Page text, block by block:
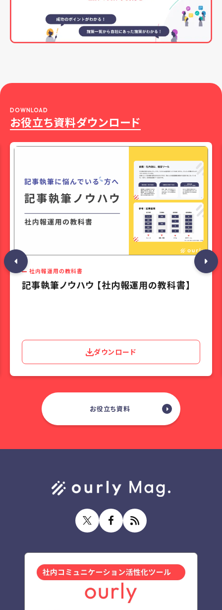
お役立ち資料ダウンロード
DOWNLOAD
社内報運用の教科書
記事執筆ノウハウ 【社内報運用の教科書】
ダウンロード
お役立ち資料